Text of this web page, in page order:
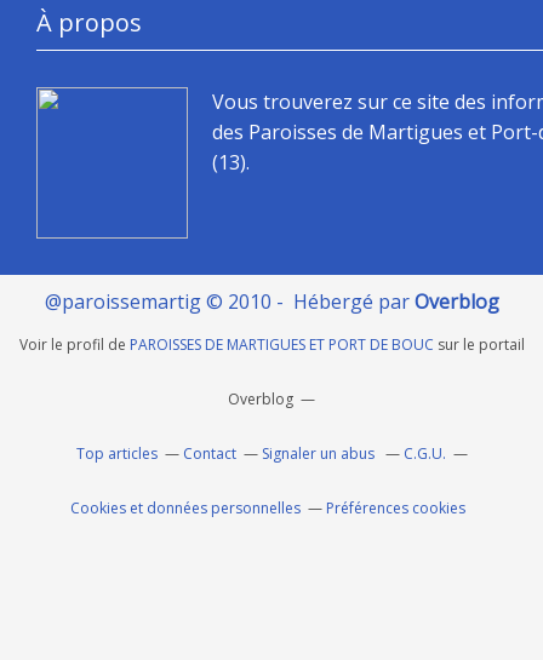
À propos
Vous trouverez sur ce site des
des Paroisses de Martigues et
(13).
@paroissemartig © 2010 - Hébergé parOverblog
Voir le profil de PAROISSES DE MARTIGUES ET PORT DE BOUC sur le portail
Overblog
Top articles Contact Signaler un abus C.G.U.
Cookies et données personnelles Préférences cookies